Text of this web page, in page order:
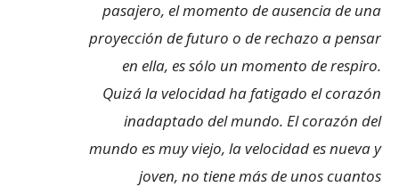
pasajero, el momento de ausencia de una
proyección de futuro o de rechazo a pensar
en ella, es sólo un momento de respiro.
Quizá la velocidad ha fatigado el corazón
inadaptado del mundo. El corazón del
mundo es muy viejo, la velocidad es nueva y
joven, no tiene más de unos cuantos